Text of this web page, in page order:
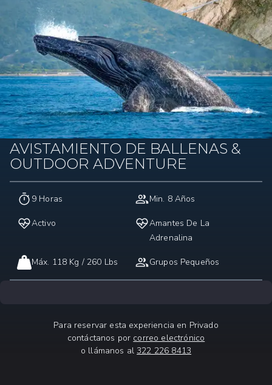
AVISTAMIENTO DE BALLENAS &
OUTDOOR ADVENTURE
9 Horas Min. 8 Años
Activo
Amantes De La
Adrenalina
Máx. 118 Kg / 260 Lbs Grupos Pequeños
Para reservar esta experiencia en Privado
contáctanos por correo electrónico
o llámanos al322 226 8413